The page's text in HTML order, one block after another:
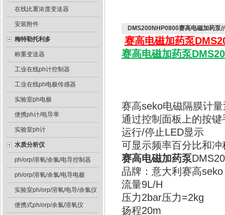
在线比重浓度变送器
安装附件
梅特勒托利多
称重变送器
工业在线ph计控制器
工业在线ph电极传感器
实验室ph电极
便携ph计/电导率
实验室ph计
水质分析仪
ph/orp/溶氧/余氯/电导控制器
ph/orp/溶氧/余氯/电导电极
实验室ph/orp/溶氧/电导/余氯仪
便携式ph/orp/余氯/溶氧仪
DMS200NHP0800赛高电磁加药泵
赛高电磁加药泵
赛高电磁加药泵
赛高seko电磁隔膜计
通过控制面板上的按
运行/停止LED显示
可显示频率百分比和冲
赛高电磁加药泵
品牌：意大利赛高seko
流量9L/H
压力2bar压力=2kg
扬程20m